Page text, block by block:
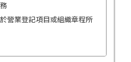
於營業登記項目或組織章程所